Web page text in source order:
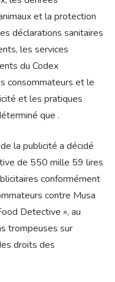
et la protection
déclarations sanitaires
les services
du Codex
consommateurs et le
et les pratiques
que .
la publicité a décidé
de 550 mille 59 lires
conformément
contre Musa
Detective », au
trompeuses sur
droits des